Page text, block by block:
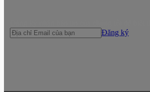
Đăng ký